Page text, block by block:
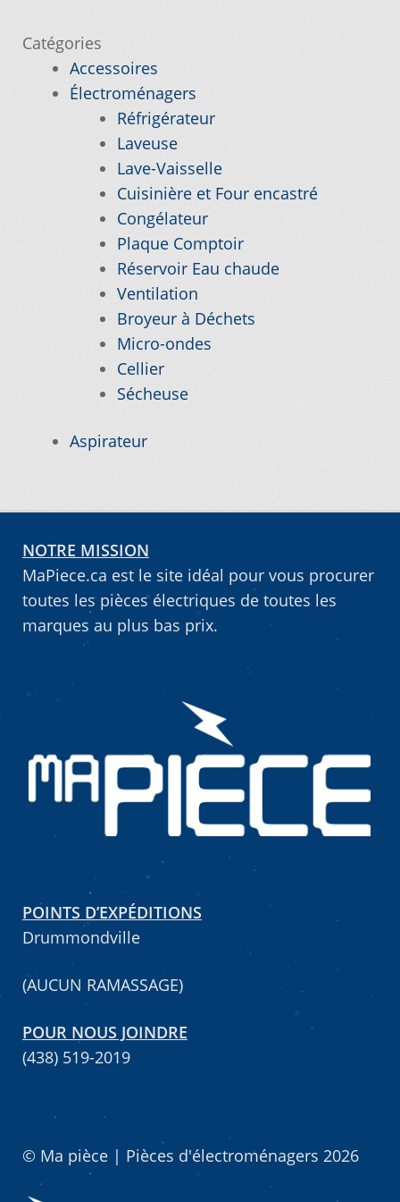
Nos promotions
Notre objectif
Pour quel type d’appareil ?
Si vous ne trouvez pas la pièce que vous
cherchez, on l’ajoute pour vous !
Suivez votre commande
Trucs et astuces
Vous ne trouvez pas la pièce sur notre site…
Catégories
Accessoires
Électroménagers
Réfrigérateur
Laveuse
Lave-Vaisselle
Cuisinière et Four encastré
Congélateur
Plaque Comptoir
Réservoir Eau chaude
Ventilation
Broyeur à Déchets
Micro-ondes
Cellier
Sécheuse
Aspirateur
NOTRE MISSION
MaPiece.ca est le site idéal pour vous procurer
toutes les pièces électriques de toutes les
marques au plus bas prix.
POINTS D’EXPÉDITIONS
Drummondville
(AUCUN RAMASSAGE)
POUR NOUS JOINDRE
(438) 519-2019
© Ma pièce | Pièces d'électroménagers 2026